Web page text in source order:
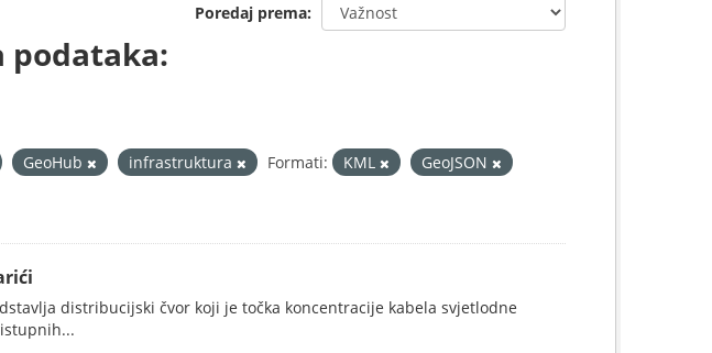
Poredaj prema
podataka:
GeoHub infrastruktura Formati: KML
GeoJSON
distribucijski čvor koji je točka koncentracije kabela svjetlodne